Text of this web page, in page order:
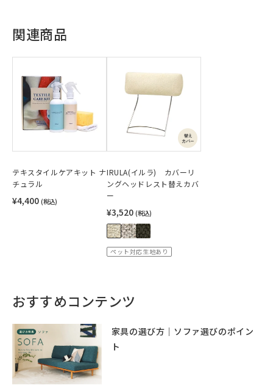
関連商品
テキスタイルケアキット ナ
チュラル
¥4,400 (税込)
IRULA(イルラ) カバーリ
ングヘッドレスト替えカバ
ー
¥3,520 (税込)
ペット対応生地あり
おすすめコンテンツ
家具の選び方｜ソファ選びのポイン
ト